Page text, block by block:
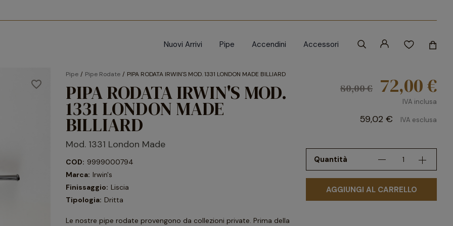
Nuovi Arrivi Pipe Accendini Accessori
favorite_border
Pipe Pipe Rodate PIPA RODATA IRWIN'S MOD. 1331 LONDON MADE BILLIARD
PIPA RODATA IRWIN'S MOD.
1331 LONDON MADE
BILLIARD
Mod. 1331 London Made
COD: 9999000794
Marca: Irwin's
Finissaggio: Liscia
Tipologia: Dritta
Le nostre pipe rodate provengono da collezioni private. Prima della
80,00 € 72,00 €
IVA inclusa
59,02 € IVA esclusa
Quantità
AGGIUNGI AL CARRELLO